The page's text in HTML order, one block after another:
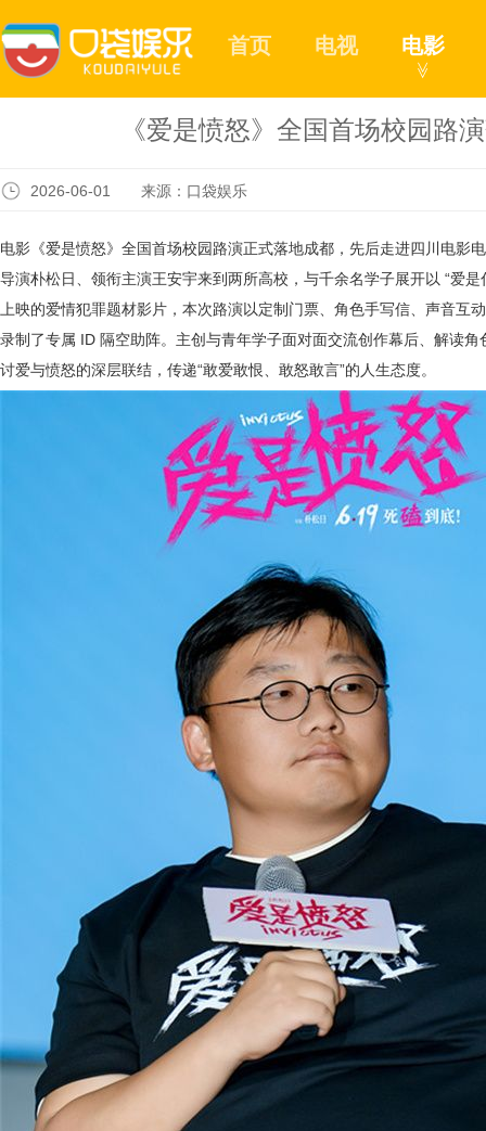
首页 电视 电影
≫
《爱是愤怒》全国首场校园路
2026-06-01 来源：口袋娱乐
电影《爱是愤怒》全国首场校园路演正式落地成都，先后走进四川电影
导演朴松日、领衔主演王安宇来到两所高校，与千余名学子展开以 “爱是
上映的爱情犯罪题材影片，本次路演以定制门票、角色手写信、声音互
录制了专属 ID 隔空助阵。主创与青年学子面对面交流创作幕后、解读
讨爱与愤怒的深层联结，传递“敢爱敢恨、敢怒敢言”的 人生态度。